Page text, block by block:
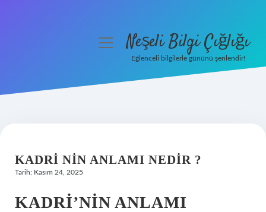
Hakkımızda
menüyüNeşeli Bilgi Çığlığı
Eğlenceli bilgilerle gününü şenlendir!
KADRI NIN ANLAMI NEDIR ?
Tarih: Kasım 24, 2025
KADRI’NIN ANLAMI